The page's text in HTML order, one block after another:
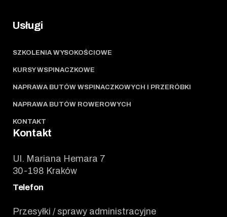
Usługi
SZKOLENIA WYSOKOŚCIOWE
KURSY WSPINACZKOWE
NAPRAWA BUTÓW WSPINACZKOWYCH I PRZERÓBKI
NAPRAWA BUTÓW ROWEROWYCH
KONTAKT
Kontakt
Ul. Mariana Hemara 7
30-198 Kraków
Telefon
Przesyłki / sprawy administracyjne